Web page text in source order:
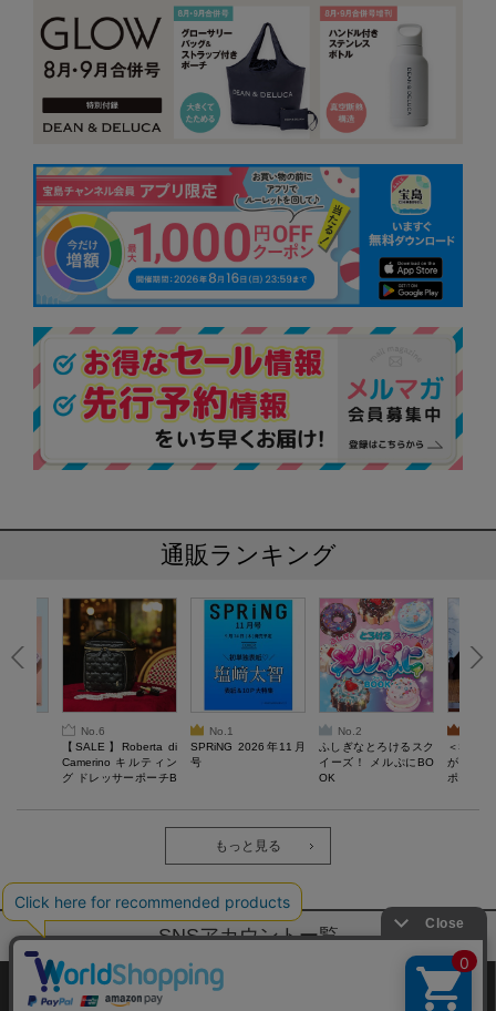
通販ランキング
No.6
【SALE】Roberta di
Camerino キルティン
グ ドレッサーポーチB
No.1
SPRiNG 2026年11月
号
No.2
ふしぎなとろけるスク
イーズ！ メルぷにBO
OK
＜SALE
がある
ポーチ
もっと見る
SNSアカウントー覧
サイトマップ